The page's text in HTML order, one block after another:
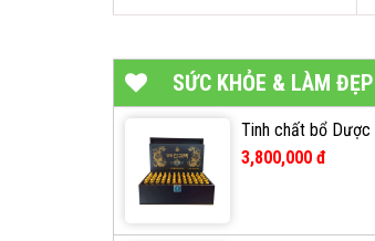
SỨC KHỎE & LÀM ĐẸP
Tinh chất bổ Dược
Đông Trùng Hạ Thảo
3,800,000 đ